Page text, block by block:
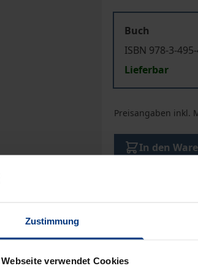
Zustimmung
Webseite verwendet Cookies
Buch
ISBN 978-3-
Lieferbar
Preisangaben inkl.
In den
Bibliografische Angaben